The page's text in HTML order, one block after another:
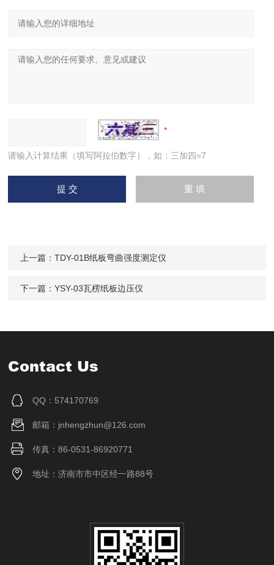
请输入计算结果（填写阿拉伯数字），如：三加四=7
上一篇：TDY-01B纸板弯曲强度测定仪
下一篇：YSY-03瓦楞纸板边压仪
Contact Us
QQ：574170769
邮箱：jnhengzhun@126.com
传真：86-0531-86920771
地址：济南市市中区经一路88号